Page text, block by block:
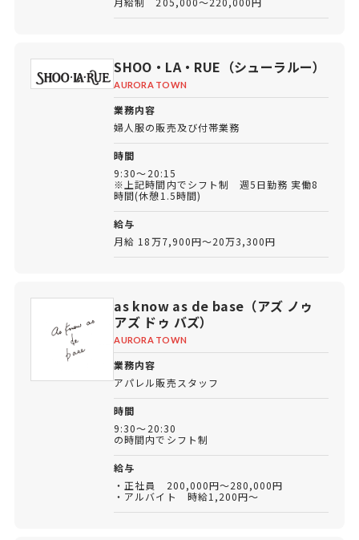
SHOO・LA・RUE（シューラルー）
AURORA TOWN
業務内容
婦人服の販売及び付帯業務
時間
9:30～20:15
※上記時間内でシフト制 週5日勤務 実働8
時間(休憩1.5時間)
給与
月給 18万7,900円～20万3,300円
as know as de base（アズ ノゥ
アズ ドゥ バズ）
AURORA TOWN
業務内容
アパレル販売スタッフ
時間
9:30～20:30
の時間内でシフト制
給与
・正社員 200,000円～280,000円
・アルバイト 時給1,200円～